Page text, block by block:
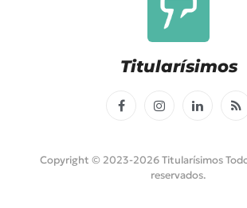
Titularísimos
FacebookInstagramLinkedIn
Copyright © 2023-2026 Titularísimos
reservados.